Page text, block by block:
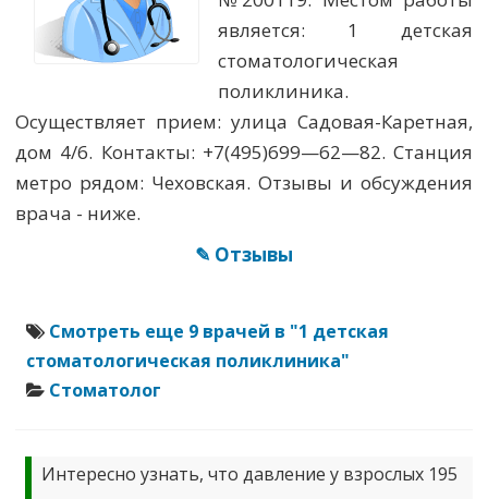
является: 1 детская
стоматологическая
поликлиника.
Осуществляет прием: улица Садовая-Каретная,
дом 4/6. Контакты: +7(495)699—62—82. Станция
метро рядом: Чеховская. Отзывы и обсуждения
врача - ниже.
✎ Отзывы
Смотреть еще 9 врачей в "1 детская
стоматологическая поликлиника"
Стоматолог
Интересно узнать, что давление у взрослых 195